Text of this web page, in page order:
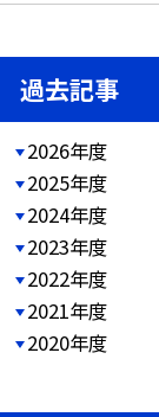
過去記事
2026年度
2025年度
2024年度
2023年度
2022年度
2021年度
2020年度